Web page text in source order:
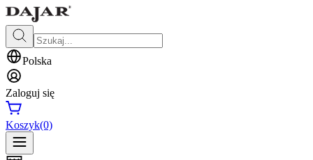
Polska
Zaloguj się
Koszyk(0)